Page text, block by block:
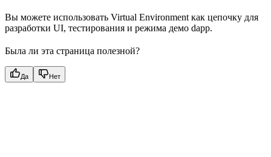
Вы можете использовать Virtual Environment как цепочку для
разработки UI, тестирования и режима демо dapp.
Была ли эта страница полезной?
Да Нет